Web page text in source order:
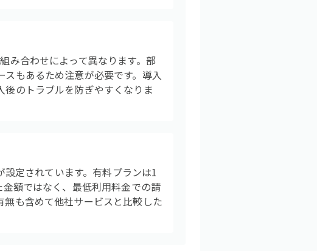
み合わせによって異なります。部
もあるため注意が必要です。導入
のトラブルを防ぎやすくなりま
定されています。有料プランは1
額ではなく、最低利用料金での請
も含めて他社サービスと比較した